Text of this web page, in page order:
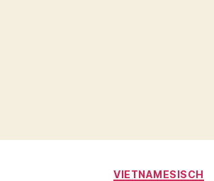
Categories
VIETNAMESISCH